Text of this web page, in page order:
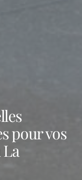
pour vos